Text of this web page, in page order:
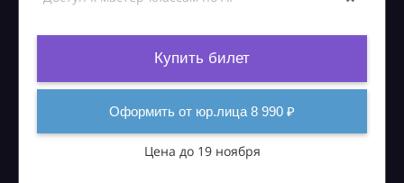
Купить билет
Оформить от юр.лица 8 990 ₽
Цена до 19 ноября